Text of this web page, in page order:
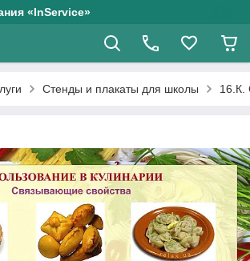
«InService»
Стенды и плакаты для школы 16.К.